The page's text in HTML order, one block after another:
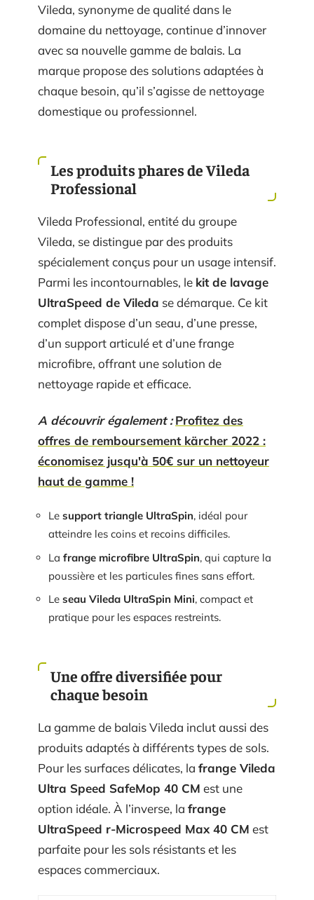
Vileda, synonyme de qualité dans le
domaine du nettoyage, continue d’innover
avec sa nouvelle gamme de balais. La
marque propose des solutions adaptées à
chaque besoin, qu’il s’agisse de nettoyage
domestique ou professionnel.
Les produits phares de Vileda
Professional
Vileda Professional, entité du groupe
Vileda, se distingue par des produits
spécialement conçus pour un usage intensif.
Parmi les incontournables, le kit de lavage
UltraSpeed de Vileda se démarque. Ce kit
complet dispose d’un seau, d’une presse,
d’un support articulé et d’une frange
microfibre, offrant une solution de
nettoyage rapide et efficace.
A découvrir également : Profitez des
offres de remboursement kärcher 2022 :
économisez jusqu'à 50€ sur un nettoyeur
haut de gamme !
Le support triangle UltraSpin, idéal pour
atteindre les coins et recoins difficiles.
La frange microfibre UltraSpin, qui capture la
poussière et les particules fines sans effort.
Le seau Vileda UltraSpin Mini, compact et
pratique pour les espaces restreints.
Une offre diversifiée pour
chaque besoin
La gamme de balais Vileda inclut aussi des
produits adaptés à différents types de sols.
Pour les surfaces délicates, la frange Vileda
Ultra Speed SafeMop 40 CM est une
option idéale. À l’inverse, la frange
UltraSpeed r-Microspeed Max 40 CM est
parfaite pour les sols résistants et les
espaces commerciaux.